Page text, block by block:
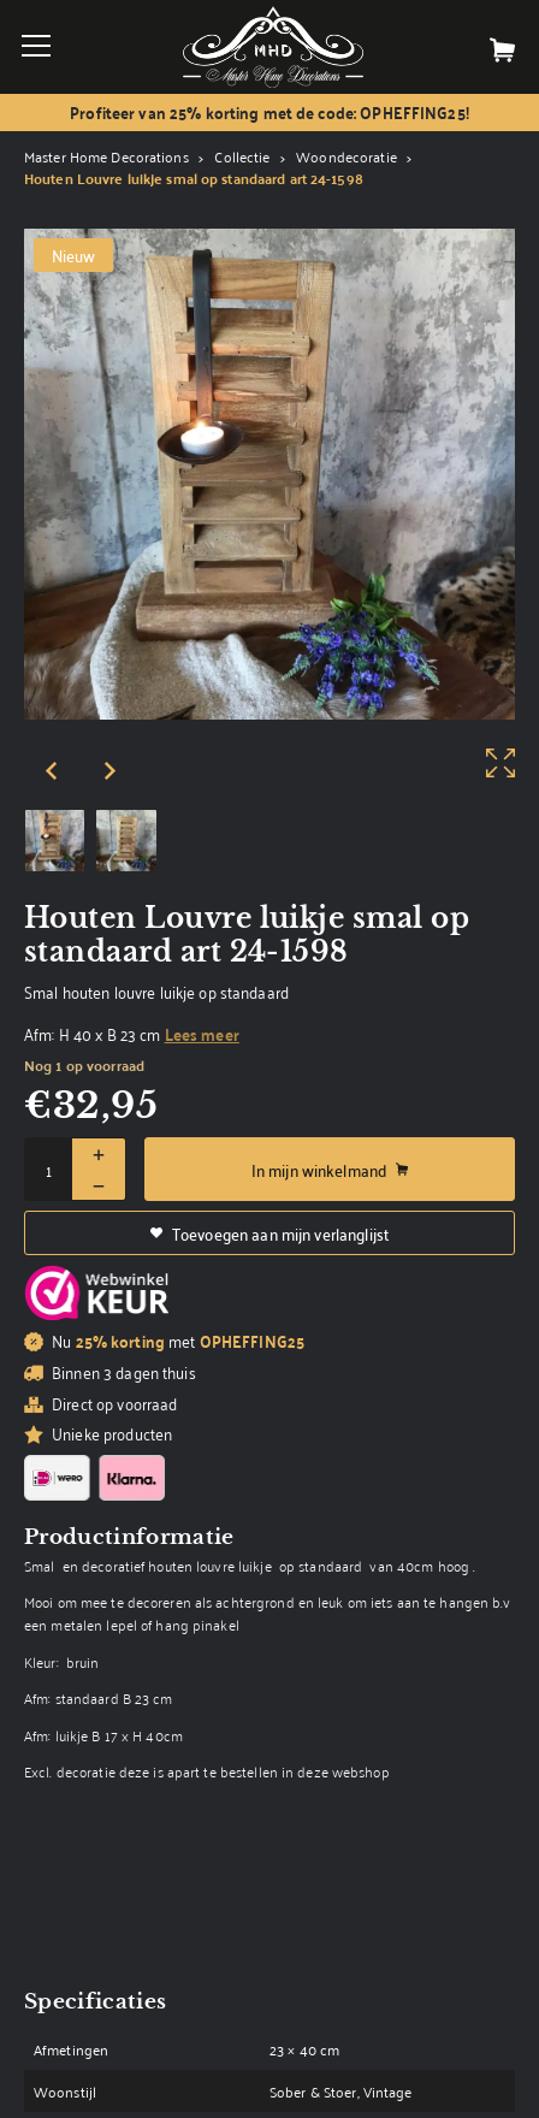
Profiteer van 25% korting met de code: OPHEFFING25!
Master Home Decorations Collectie Woondecoratie
Houten Louvre luikje smal op standaard art 24-1598
Nieuw
Houten Louvre luikje smal op
standaard art 24-1598
Smal houten louvre luikje op standaard
Afm: H 40 x B 23 cm Lees meer
Nog 1 op voorraad
€32,95
In mijn winkelmand
Toevoegen aan mijn verlanglijst
Nu 25% korting metOPHEFFING25
Binnen 3 dagen thuis
Direct op voorraad
Unieke producten
Productinformatie
Smal en decoratief houten louvre luikje op standaard van 40cm hoog .
Mooi om mee te decoreren als achtergrond en leuk om iets aan te hangen b.v
een metalen lepel of hang pinakel
Kleur: bruin
Afm: standaard B 23 cm
Afm: luikje B 17 x H 40cm
Excl. decoratie deze is apart te bestellen in deze webshop
Specificaties
Afmetingen
23 × 40 cm
Woonstijl
Sober & Stoer, Vintage